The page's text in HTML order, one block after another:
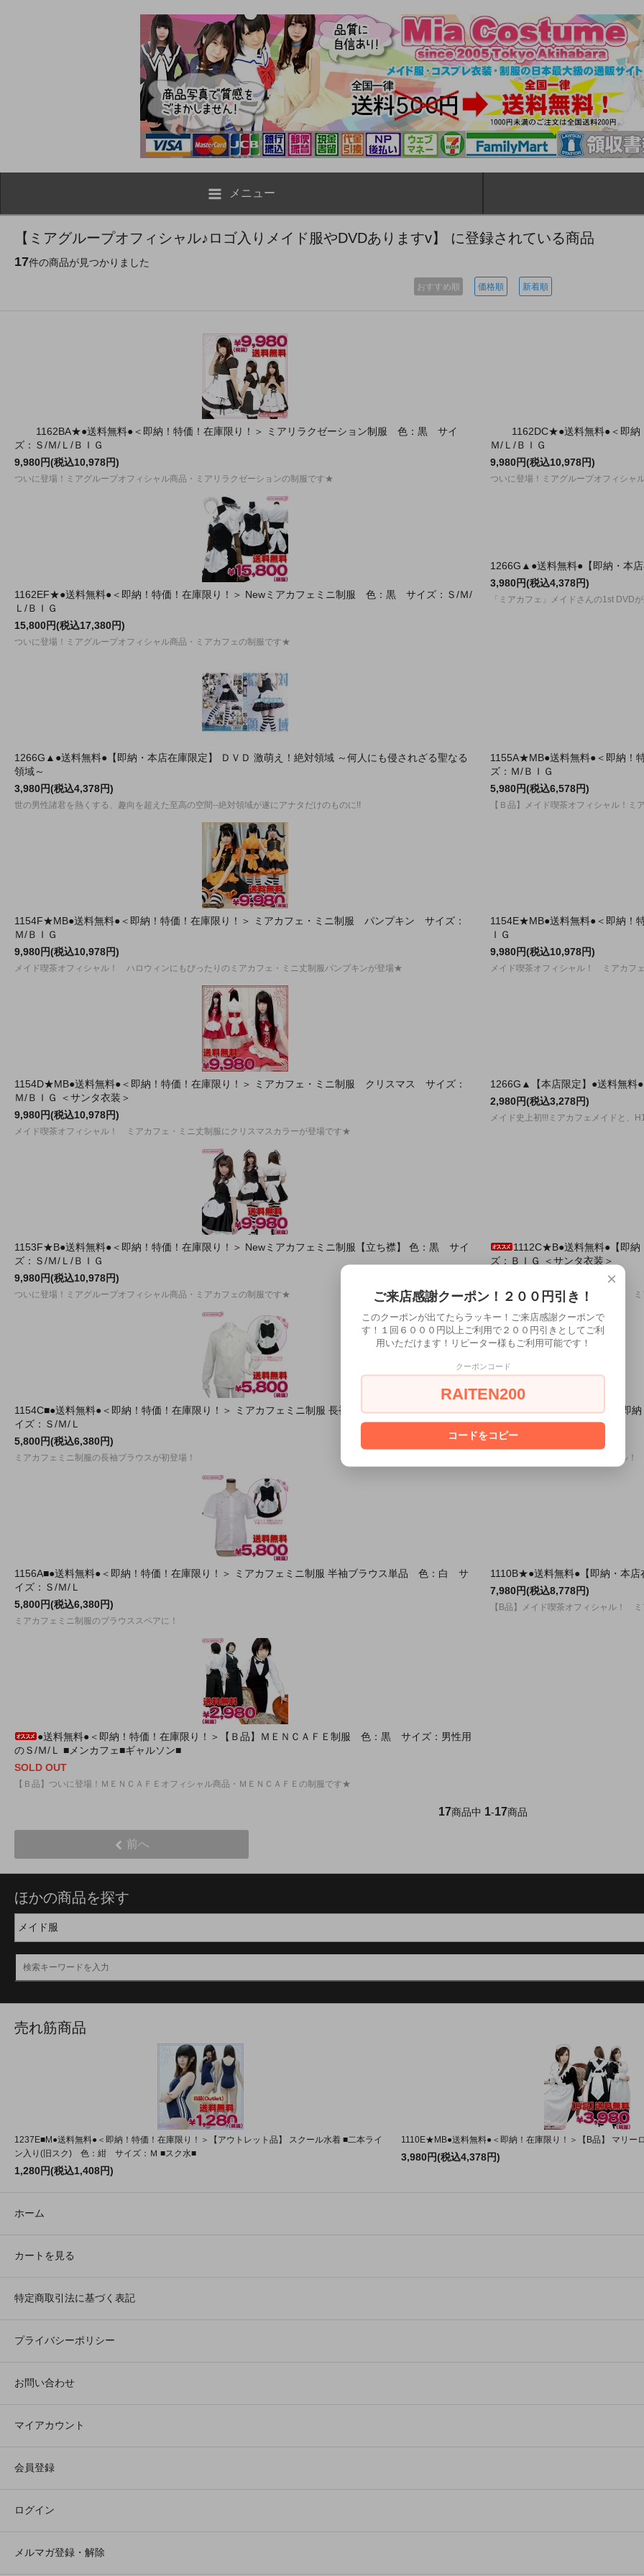
メニュー
【ミアグループオフィシャル♪ロゴ入りメイド服やDVDありますv】 に登録されている商品
17件の商品が見つかりました
おすすめ順 価格順 新着順
1162BA★●送料無料●＜即納！特価！在庫限り！＞ ミアリラクゼーション制服 色：黒 サイ
ズ：Ｓ/Ｍ/Ｌ/ＢＩＧ
9,980円(税込10,978円)
ついに登場！ミアグループオフィシャル商品・ミアリラクゼーションの制服です★
1162DC★●送料無料●＜即
Ｍ/Ｌ/ＢＩＧ
9,980円(税込10,978円)
ついに登場！ミアグループオフィシャ
1162EF★●送料無料●＜即納！特価！在庫限り！＞ Newミアカフェミニ制服 色：黒 サイズ：Ｓ/Ｍ/
Ｌ/ＢＩＧ
15,800円(税込17,380円)
ついに登場！ミアグループオフィシャル商品・ミアカフェの制服です★
1266G▲●送料無料●【即納・本
3,980円(税込4,378円)
「ミアカフェ」メイドさんの1st DVD
1266G▲●送料無料●【即納・本店在庫限定】 ＤＶＤ 激萌え！絶対領域 ～何人にも侵されざる聖なる
領域～
3,980円(税込4,378円)
世の男性諸君を熱くする、趣向を超えた至高の空間--絶対領域が遂にアナタだけのものに!!
1155A★MB●送料無料●＜即納！
ズ：Ｍ/ＢＩＧ
5,980円(税込6,578円)
【Ｂ品】メイド喫茶オフィシャル！
1154F★MB●送料無料●＜即納！特価！在庫限り！＞ ミアカフェ・ミニ制服 パンプキン サイズ：
Ｍ/ＢＩＧ
9,980円(税込10,978円)
メイド喫茶オフィシャル！ ハロウィンにもぴったりのミアカフェ・ミニ丈制服パンプキンが登場★
1154E★MB●送料無料●＜即納！
ＩＧ
9,980円(税込10,978円)
メイド喫茶オフィシャル！ ミアカフ
1154D★MB●送料無料●＜即納！特価！在庫限り！＞ ミアカフェ・ミニ制服 クリスマス サイズ：
Ｍ/ＢＩＧ ＜サンタ衣装＞
9,980円(税込10,978円)
メイド喫茶オフィシャル！ ミアカフェ・ミニ丈制服にクリスマスカラーが登場です★
1266G▲【本店限定】●送料無料
2,980円(税込3,278円)
メイド史上初!!!ミアカフェメイドと、
1153F★B●送料無料●＜即納！特価！在庫限り！＞ Newミアカフェミニ制服【立ち襟】 色：黒 サイ
ズ：Ｓ/Ｍ/Ｌ/ＢＩＧ
9,980円(税込10,978円)
ついに登場！ミアグループオフィシャル商品・ミアカフェの制服です★
1112C★B●送料無料●【即
ズ：ＢＩＧ ＜サンタ衣装＞
【B品】メイド喫茶オフィシャル！
1154C■●送料無料●＜即納！特価！在庫限り！＞ ミアカフェミニ制服 長袖ブラウス単品 色：白 サ
イズ：Ｓ/Ｍ/Ｌ
5,800円(税込6,380円)
ミアカフェミニ制服の長袖ブラウスが初登場！
1112A★M●送料無料●【即
イズ：Ｍ
4,000円(税込4,400円)
【中古品】メイド喫茶オフィシャル
1156A■●送料無料●＜即納！特価！在庫限り！＞ ミアカフェミニ制服 半袖ブラウス単品 色：白 サ
イズ：Ｓ/Ｍ/Ｌ
5,800円(税込6,380円)
ミアカフェミニ制服のブラウススペアに！
1110B★●送料無料●【即納・本
7,980円(税込8,778円)
【B品】メイド喫茶オフィシャル！
●送料無料●＜即納！特価！在庫限り！＞【Ｂ品】ＭＥＮＣＡＦＥ制服 色：黒 サイズ：男性用
のＳ/Ｍ/Ｌ ■メンカフェ■ギャルソン■
SOLD OUT
【Ｂ品】ついに登場！ＭＥＮＣＡＦＥオフィシャル商品・ＭＥＮＣＡＦＥの制服です★
17商品中 1-17商品
前へ
ほかの商品を探す
売れ筋商品
1237E■M●送料無料●＜即納！特価！在庫限り！＞【アウトレット品】 スクール水着 ■二本ライ
ン入り(旧スク) 色：紺 サイズ：Ｍ ■スク水■
1,280円(税込1,408円)
1110E★MB●送料無料●＜即納！在庫限り！＞【B品】 マリ
3,980円(税込4,378円)
ホーム
カートを見る
特定商取引法に基づく表記
プライバシーポリシー
お問い合わせ
マイアカウント
会員登録
ログイン
メルマガ登録・解除
×
ご来店感謝クーポン！２００円引き！
このクーポンが出てたらラッキー！ご来店感謝クーポンで
す！１回６０００円以上ご利用で２００円引きとしてご利
用いただけます！リピーター様もご利用可能です！
クーポンコード
RAITEN200
コードをコピー